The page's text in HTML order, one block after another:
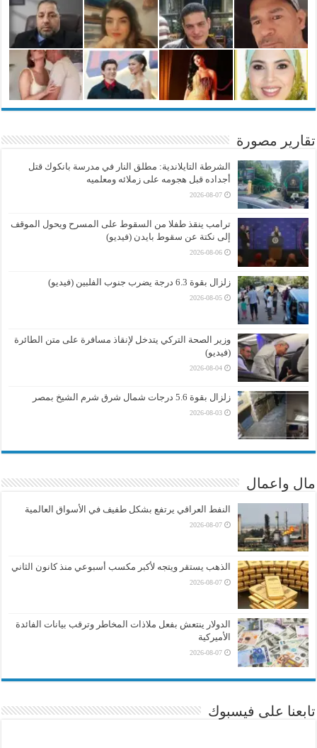
تقارير مصورة
الشرطة التايلاندية: مطلق النار في مدرسة بانكوك قتل
أجداده قبل هجومه على زملائه ومعلميه
2026-08-07
ترامب ينقذ طفلا من السقوط على المسرح ويحول الموقف
إلى نكتة عن سقوط بايدن (فيديو)
2026-08-06
زلزال بقوة 6.3 درجة يضرب جنوب الفلبين (فيديو)
2026-08-05
وزير الصحة التركي يتدخل لإنقاذ مسافرة على متن الطائرة
(فيديو)
2026-08-04
زلزال بقوة 5.6 درجات شمال شرق شرم الشيخ بمصر
2026-08-03
مال واعمال
النفط العراقي يرتفع بشكل طفيف في الأسواق العالمية
2026-08-07
الذهب يستقر ويتجه لأكبر مكسب أسبوعي منذ كانون الثاني
2026-08-07
الدولار ينتعش بفعل ملاذات المخاطر وترقب بيانات الفائدة
الأميركية
2026-08-07
تابعنا على فيسبوك